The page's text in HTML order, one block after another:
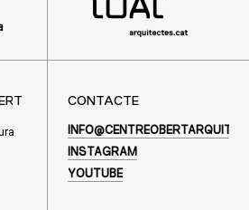
CONTACTE
INSTAGRAM
YOUTUBE